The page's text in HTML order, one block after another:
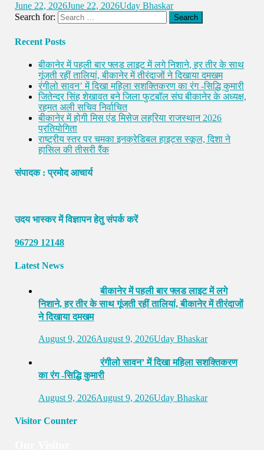
June 22, 2026June 22, 2026Uday Bhaskar
Search for:
Recent Posts
बीकानेर में पहली बार फ्लड लाइट में लगे निशाने, हर तीर के साथ
गूंजती रहीं तालियां, बीकानेर में तीरंदाजों ने दिखाया दमखम
रंगीलो सावन’ में दिखा महिला सशक्तिकरण का रंग -सिद्धि कुमारी
जितेन्द्र सिंह शेखावत बने जिला फुटबॉल संघ बीकानेर के अध्यक्ष,
रहमत अली सचिव निर्वाचित
बीकानेर में होगी मिस एंड मिसेज लहरिया राजस्थान 2026
प्रतियोगिता
राष्ट्रीय स्तर पर चमका इनक्रेडिबल हाइट्स स्कूल, दिशा ने
हासिल की तीसरी रैंक
संपादक : प्रमोद आचार्य
उदय भास्कर में विज्ञापन हेतु संपर्क करें
96729 12148
Latest News
बीकानेर में पहली बार फ्लड लाइट में लगे
निशाने, हर तीर के साथ गूंजती रहीं तालियां, बीकानेर में तीरंदाजों
ने दिखाया दमखम
August 9, 2026August 9, 2026Uday Bhaskar
रंगीलो सावन’ में दिखा महिला सशक्तिकरण
का रंग -सिद्धि कुमारी
August 9, 2026August 9, 2026Uday Bhaskar
Visitor Counter